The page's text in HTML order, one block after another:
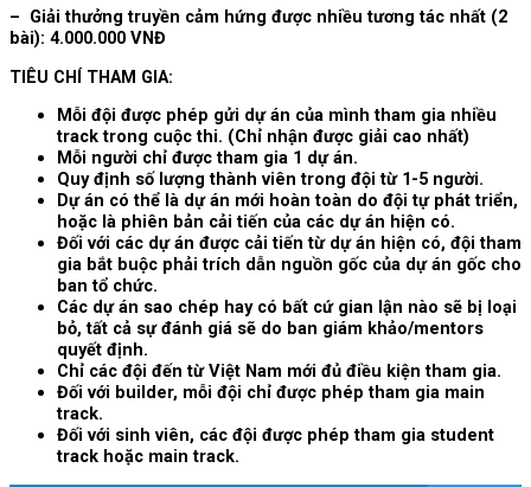
– Giải thưởng truyền cảm hứng được nhiều tương tác nhất (2
bài): 4.000.000 VNĐ
TIÊU CHÍ THAM GIA:
Mỗi đội được phép gửi dự án của mình tham gia nhiều
track trong cuộc thi. (Chỉ nhận được giải cao nhất)
Mỗi người chỉ được tham gia 1 dự án.
Quy định số lượng thành viên trong đội từ 1-5 người.
Dự án có thể là dự án mới hoàn toàn do đội tự phát triển,
hoặc là phiên bản cải tiến của các dự án hiện có.
Đối với các dự án được cải tiến từ dự án hiện có, đội tham
gia bắt buộc phải trích dẫn nguồn gốc của dự án gốc cho
ban tổ chức.
Các dự án sao chép hay có bất cứ gian lận nào sẽ bị loại
bỏ, tất cả sự đánh giá sẽ do ban giám khảo/mentors
quyết định.
Chỉ các đội đến từ Việt Nam mới đủ điều kiện tham gia.
Đối với builder, mỗi đội chỉ được phép tham gia main
track.
Đối với sinh viên, các đội được phép tham gia student
track hoặc main track.